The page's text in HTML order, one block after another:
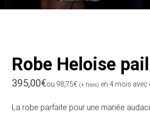
Robe Heloise
Prix habituel
395,00€ou 98,75€ (+ frais) en 4 mois avec
La robe parfaite pour une mariée